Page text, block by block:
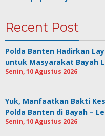
Recent Post
Polda Banten Hadirkan
untuk Masyarakat Bayah
Senin, 10 Agustus 2026
Yuk, Manfaatkan Bakti
Polda Banten di Bayah –
Senin, 10 Agustus 2026